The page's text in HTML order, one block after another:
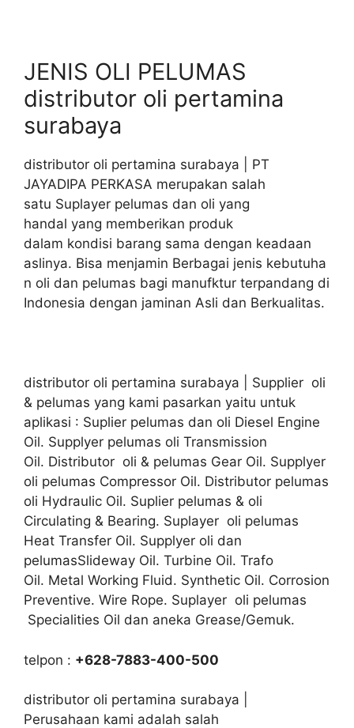
JENIS OLI PELUMAS
distributor oli pertamina
surabaya
distributor oli pertamina surabaya | PT
JAYADIPA PERKASA merupakan salah
satu Suplayer pelumas dan oli yang
handal yang memberikan produk
dalam kondisi barang sama dengan keadaan
aslinya. Bisa menjamin Berbagai jenis kebutuha
n oli dan pelumas bagi manufktur terpandang di
Indonesia dengan jaminan Asli dan Berkualitas.
distributor oli pertamina surabaya | Supplier oli
& pelumas yang kami pasarkan yaitu untuk
aplikasi : Suplier pelumas dan oli Diesel Engine
Oil. Supplyer pelumas oli Transmission
Oil. Distributor oli & pelumas Gear Oil. Supplyer
oli pelumas Compressor Oil. Distributor pelumas
oli Hydraulic Oil. Suplier pelumas & oli
Circulating & Bearing. Suplayer oli pelumas
Heat Transfer Oil. Supplyer oli dan
pelumasSlideway Oil. Turbine Oil. Trafo
Oil. Metal Working Fluid. Synthetic Oil. Corrosion
Preventive. Wire Rope. Suplayer oli pelumas
Specialities Oil dan aneka Grease/Gemuk.
telpon : +628-7883-400-500
distributor oli pertamina surabaya |
Perusahaan kami adalah salah